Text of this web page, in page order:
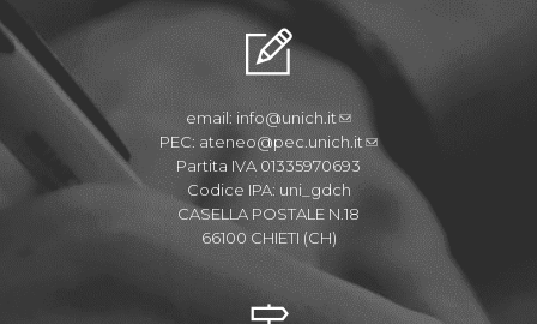
email: info@unich.it
PEC: ateneo@pec.unich.it
Partita IVA 01335970693
Codice IPA: uni_gdch
CASELLA POSTALE N.18
66100 CHIETI (CH)